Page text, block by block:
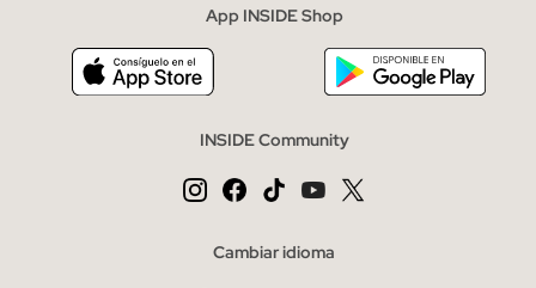
App INSIDE Shop
INSIDE Community
Cambiar idioma